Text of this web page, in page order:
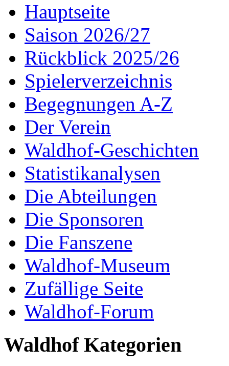
Hauptseite
Saison 2026/27
Rückblick 2025/26
Spielerverzeichnis
Begegnungen A-Z
Der Verein
Waldhof-Geschichten
Statistikanalysen
Die Abteilungen
Die Sponsoren
Die Fanszene
Waldhof-Museum
Zufällige Seite
Waldhof-Forum
Waldhof Kategorien